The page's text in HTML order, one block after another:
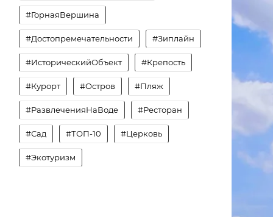
#ГорнаяВершина
#Достопремечательности #Зиплайн
#ИсторическийОбъект #Крепость
#Курорт #Остров #Пляж
#РазвлеченияНаВоде #Ресторан
#Сад #ТОП-10 #Церковь
#Экотуризм